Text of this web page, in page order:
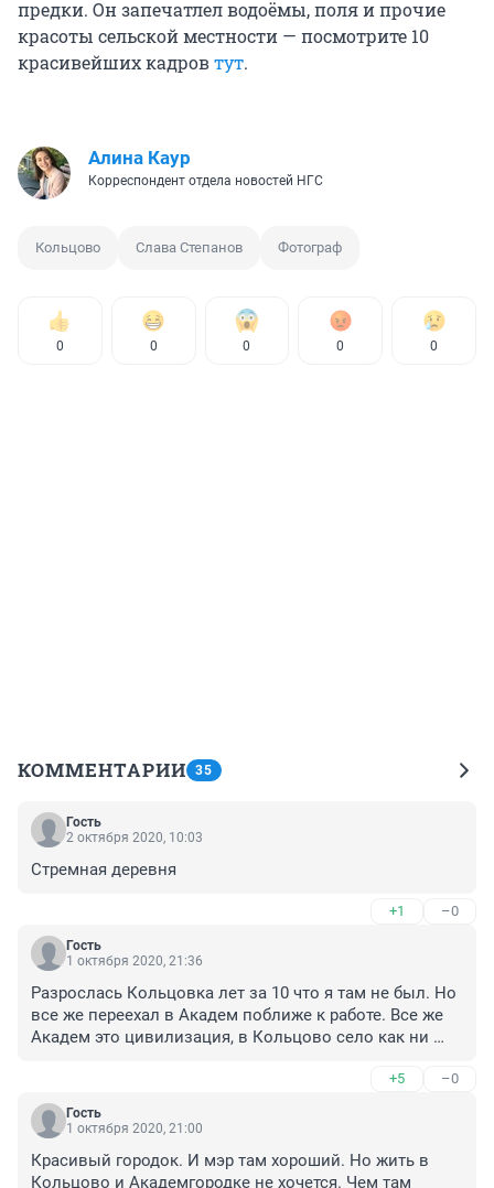
предки. Он запечатлел водоёмы, поля и прочие
красоты сельской местности — посмотрите 10
красивейших кадровтут.
Алина Каур
Корреспондент отдела новостей НГС
Кольцово Слава Степанов Фотограф
0 0 0 0 0
КОММЕНТАРИИ 35
Гость
2 октября 2020, 10:03
Стремная деревня
+1 –0
Гость
1 октября 2020, 21:36
Разрослась Кольцовка лет за 10 что я там не был. Но
все же переехал в Академ поближе к работе. Все же
Академ это цивилизация, в Кольцово село как ни
+5 –0
Гость
1 октября 2020, 21:00
Красивый городок. И мэр там хороший. Но жить в
Кольцово и Академгородке не хочется. Чем там